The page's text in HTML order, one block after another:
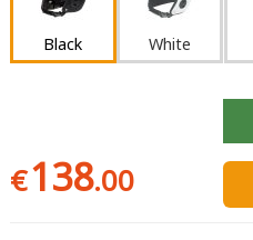
Black White
€138.00